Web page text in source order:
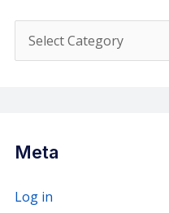
a
o
r
Meta
Log in